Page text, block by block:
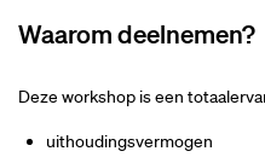
Waarom deelnemen?
Deze workshop is een
uithoudingsvermogen